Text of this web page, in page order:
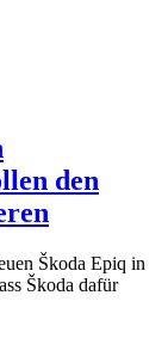
den
Škoda Epiq in
Škoda dafür